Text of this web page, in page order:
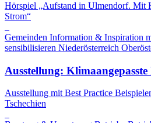
Hörspiel „Aufstand in Ulmendorf. Mit
Strom“
Gemeinden Information & Inspiration
sensibilisieren Niederösterreich
Ausstellung: Klimaangepasste
Ausstellung mit Best Practice
Tschechien